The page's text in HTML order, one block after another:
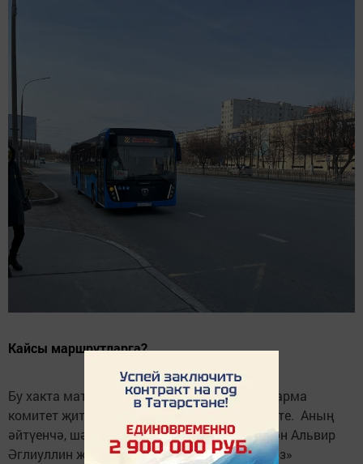
Кайсы маршрутларга?
Бу хакта матбугат конференциясендә башкарма
комитет җитәкчесе Фәрит Сәлахов хәбәр итте. Аның
әйтүенчә, шәһәрдә пассажирлар йөртү белән Альвир
Әглиуллин җитәкчелегендәге «Горкоммунхоз»